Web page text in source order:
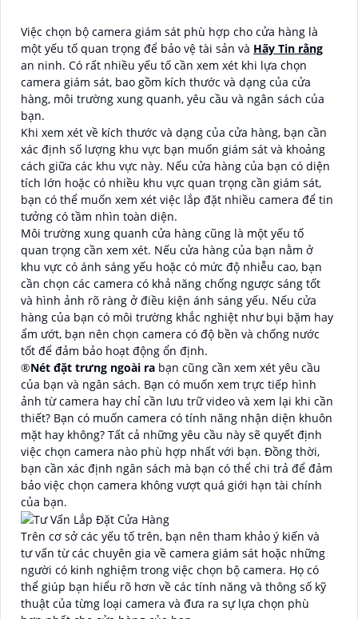
Việc chọn bộ camera giám sát phù hợp cho cửa hàng là
một yếu tố quan trọng để bảo vệ tài sản và Hãy Tin rằng
an ninh. Có rất nhiều yếu tố cần xem xét khi lựa chọn
camera giám sát, bao gồm kích thước và dạng của cửa
hàng, môi trường xung quanh, yêu cầu và ngân sách của
bạn.
Khi xem xét về kích thước và dạng của cửa hàng, bạn cần
xác định số lượng khu vực bạn muốn giám sát và khoảng
cách giữa các khu vực này. Nếu cửa hàng của bạn có diện
tích lớn hoặc có nhiều khu vực quan trọng cần giám sát,
bạn có thể muốn xem xét việc lắp đặt nhiều camera để tin
tưởng có tầm nhìn toàn diện.
Môi trường xung quanh cửa hàng cũng là một yếu tố
quan trọng cần xem xét. Nếu cửa hàng của bạn nằm ở
khu vực có ánh sáng yếu hoặc có mức độ nhiễu cao, bạn
cần chọn các camera có khả năng chống ngược sáng tốt
và hình ảnh rõ ràng ở điều kiện ánh sáng yếu. Nếu cửa
hàng của bạn có môi trường khắc nghiệt như bụi bặm hay
ẩm ướt, bạn nên chọn camera có độ bền và chống nước
tốt để đảm bảo hoạt động ổn định.
®️Nét đặt trưng ngoài ra bạn cũng cần xem xét yêu cầu
của bạn và ngân sách. Bạn có muốn xem trực tiếp hình
ảnh từ camera hay chỉ cần lưu trữ video và xem lại khi cần
thiết? Bạn có muốn camera có tính năng nhận diện khuôn
mặt hay không? Tất cả những yêu cầu này sẽ quyết định
việc chọn camera nào phù hợp nhất với bạn. Đồng thời,
bạn cần xác định ngân sách mà bạn có thể chi trả để đảm
bảo việc chọn camera không vượt quá giới hạn tài chính
của bạn.
Trên cơ sở các yếu tố trên, bạn nên tham khảo ý kiến và
tư vấn từ các chuyên gia về camera giám sát hoặc những
người có kinh nghiệm trong việc chọn bộ camera. Họ có
thể giúp bạn hiểu rõ hơn về các tính năng và thông số kỹ
thuật của từng loại camera và đưa ra sự lựa chọn phù